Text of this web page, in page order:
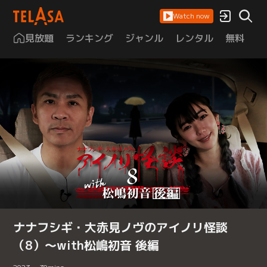
Watch now
見放題 ランキング ジャンル レンタル 無料
ナナフシギ・大赤見ノヴのアイノリ怪談
（8）～with松嶋初音 後編